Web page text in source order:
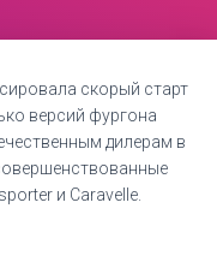
скорый старт
версий фургона
дилерам в
и Caravelle.